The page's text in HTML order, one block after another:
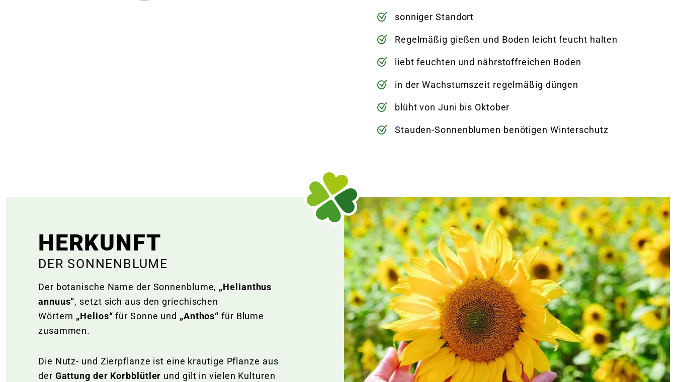
sonniger Standort
Regelmäßig gießen und Boden leicht feucht halten
liebt feuchten und nährstoffreichen Boden
in der Wachstumszeit regelmäßig düngen
blüht von Juni bis Oktober
Stauden-Sonnenblumen benötigen Winterschutz
HERKUNFT
DER SONNENBLUME
Der botanische Name der Sonnenblume, „Helianthus
annuus“, setzt sich aus den griechischen
Wörtern „Helios“ für Sonne und „Anthos“ für Blume
zusammen.
Die Nutz- und Zierpflanze ist eine krautige Pflanze aus
der Gattung der Korbblütler und gilt in vielen Kulturen